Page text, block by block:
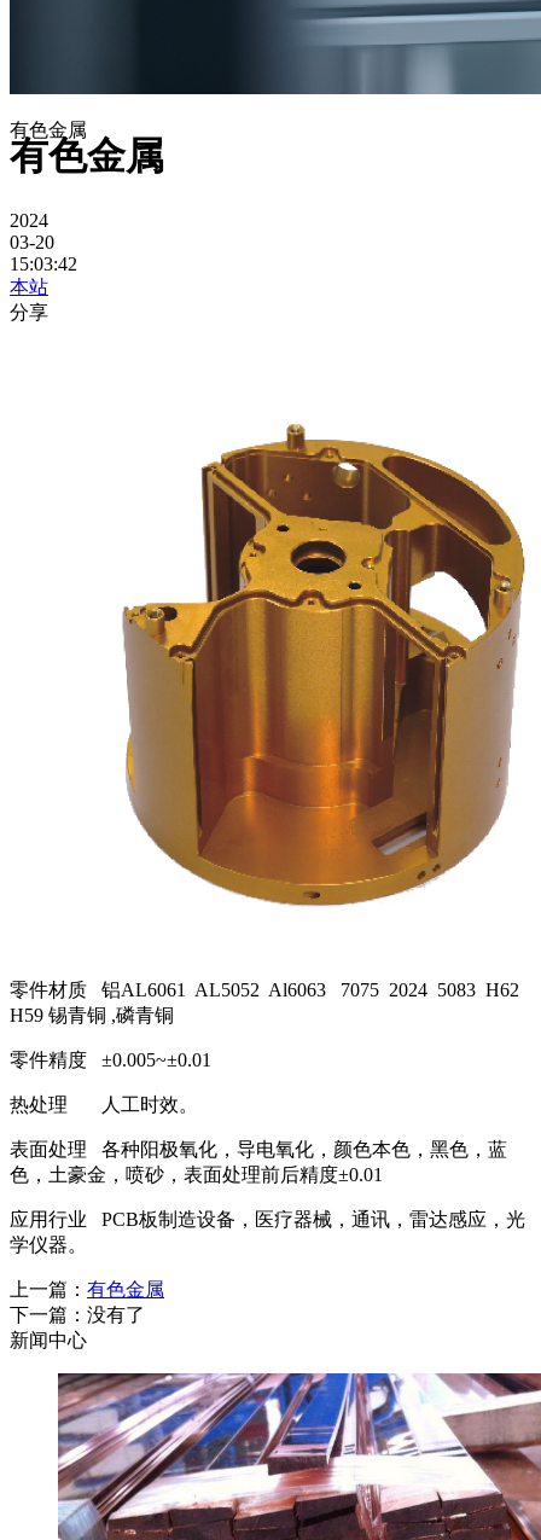
有色金属
有色金属
2024
03-20
15:03:42
本站
分享
零件材质 铝AL6061 AL5052 Al6063 7075 2024 5083 H62
H59 锡青铜 ,磷青铜
零件精度 ±0.005~±0.01
热处理 人工时效。
表面处理 各种阳极氧化，导电氧化，颜色本色，黑色，蓝
色，土豪金，喷砂，表面处理前后精度±0.01
应用行业 PCB板制造设备，医疗器械，通讯，雷达感应，光
学仪器。
上一篇： 有色金属
下一篇：没有了
新闻中心